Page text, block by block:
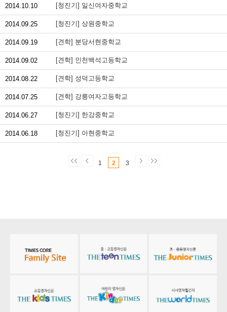
2014.10.10 [청진기] 일신여자중학교
2014.09.25 [청진기] 상원중학교
2014.09.19 [견학] 분당서현중학교
2014.09.02 [견학] 인천백석고등학교
2014.08.22 [견학] 성덕고등학교
2014.07.25 [견학] 강릉여자고등학교
2014.06.27 [청진기] 한강중학교
2014.06.18 [청진기] 아현중학교
1 2 3